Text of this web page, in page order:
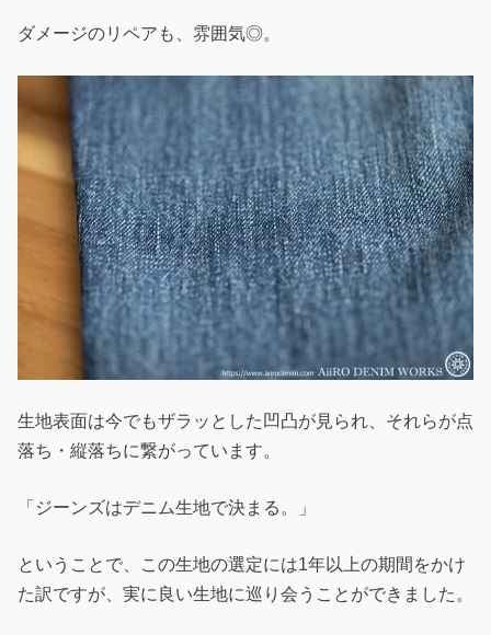
ダメージのリペアも、雰囲気◎。
生地表面は今でもザラッとした凹凸が見られ、それらが点
落ち・縦落ちに繋がっています。
「ジーンズはデニム生地で決まる。」
ということで、この生地の選定には1年以上の期間をかけ
た訳ですが、実に良い生地に巡り会うことができました。